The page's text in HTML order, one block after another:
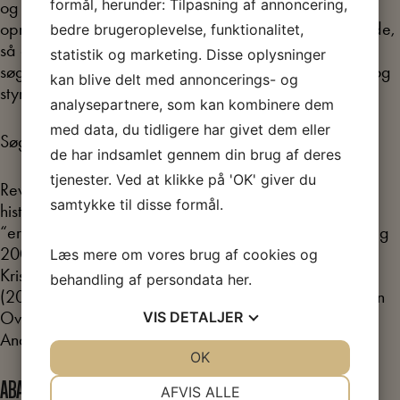
og lagt på ABA’s hjemmeside. Kvaliteten i den
oprindelige fotokopiering af dokumenterne er svingende,
så det har kun været muligt at gøre noget af teksterne
søgbare. Det er planen, at også “Vor Kamp vil vokse og
styrkes” lægges ud online.
Søg og læs iDKP og Frihedskmapen
Revsgård har endvidere bidraget til andre personers
historiske afsløringer. Således fremviser han stolt i sit
“erindringsskrift”, En kommunists erindringer (Eget forlag
2006), dedikationer til ham i Christian Jensen, Tomas
Kristensen og Karl Erik Nielsens “Krigens Købmænd”
(2000), Peter Øvig Knudsens Efter drabet (2001), Sven
Ove Gades Frode Jakobsen-biografi (2004) og Steen
Andersens De gjorde Danmark større … (2005).
ABA’S TUR
formål, herunder: Tilpasning af annoncering,
bedre brugeroplevelse, funktionalitet,
statistik og marketing. Disse oplysninger
kan blive delt med annoncerings- og
analysepartnere, som kan kombinere dem
med data, du tidligere har givet dem eller
de har indsamlet gennem din brug af deres
tjenester. Ved at klikke på 'OK' giver du
samtykke til disse formål.
Læs mere om vores brug af cookies og
behandling af persondata her.
VIS DETALJER
AFVIS ALLE
OK